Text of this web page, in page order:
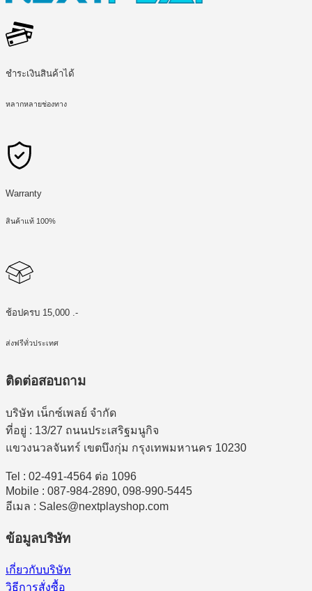
ชำระเงินสินค้าได้
หลากหลายช่องทาง
Warranty
สินค้าแท้ 100%
ช้อปครบ 15,000 .-
ส่งฟรีทั่วประเทศ
ติดต่อสอบถาม
บริษัท เน็กซ์เพลย์ จำกัด
ที่อยู่ : 13/27 ถนนประเสริฐมนูกิจ
แขวงนวลจันทร์ เขตบึงกุ่ม กรุงเทพมหานคร 10230
Tel : 02-491-4564 ต่อ 1096
Mobile : 087-984-2890, 098-990-5445
อีเมล : Sales@nextplayshop.com
ข้อมูลบริษัท
เกี่ยวกับบริษัท
วิธีการสั่งซื้อ